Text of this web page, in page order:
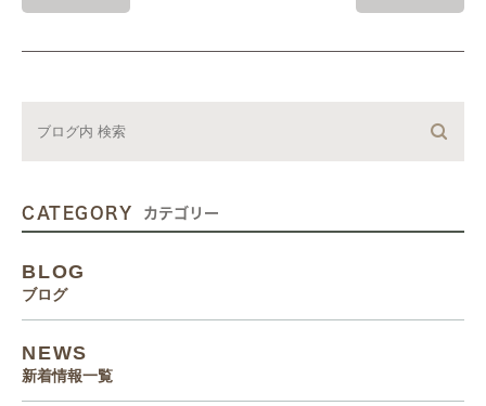
CATEGORY カテゴリー
BLOG
ブログ
NEWS
新着情報一覧